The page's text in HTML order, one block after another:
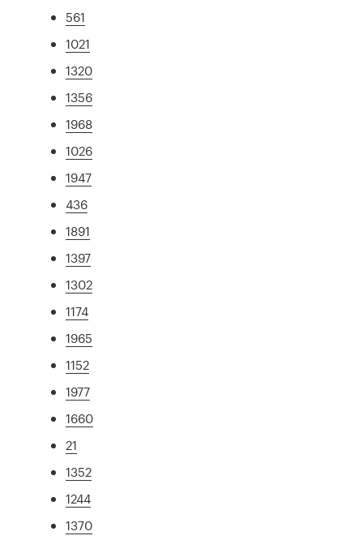
561
1021
1320
1356
1968
1026
1947
436
1891
1397
1302
1174
1965
1152
1977
1660
21
1352
1244
1370